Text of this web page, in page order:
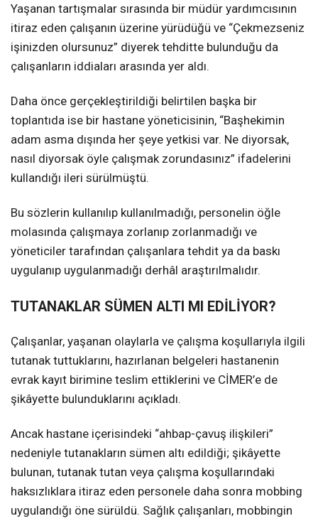
Yaşanan tartışmalar sırasında bir müdür yardımcısının
itiraz eden çalışanın üzerine yürüdüğü ve “Çekmezseniz
işinizden olursunuz” diyerek tehditte bulunduğu da
çalışanların iddiaları arasında yer aldı.
Daha önce gerçekleştirildiği belirtilen başka bir
toplantıda ise bir hastane yöneticisinin, “Başhekimin
adam asma dışında her şeye yetkisi var. Ne diyorsak,
nasıl diyorsak öyle çalışmak zorundasınız” ifadelerini
kullandığı ileri sürülmüştü.
Bu sözlerin kullanılıp kullanılmadığı, personelin öğle
molasında çalışmaya zorlanıp zorlanmadığı ve
yöneticiler tarafından çalışanlara tehdit ya da baskı
uygulanıp uygulanmadığı derhâl araştırılmalıdır.
TUTANAKLAR SÜMEN ALTI MI EDİLİYOR?
Çalışanlar, yaşanan olaylarla ve çalışma koşullarıyla ilgili
tutanak tuttuklarını, hazırlanan belgeleri hastanenin
evrak kayıt birimine teslim ettiklerini ve CİMER’e de
şikâyette bulunduklarını açıkladı.
Ancak hastane içerisindeki “ahbap-çavuş ilişkileri”
nedeniyle tutanakların sümen altı edildiği; şikâyette
bulunan, tutanak tutan veya çalışma koşullarındaki
haksızlıklara itiraz eden personele daha sonra mobbing
uygulandığı öne sürüldü. Sağlık çalışanları, mobbingin